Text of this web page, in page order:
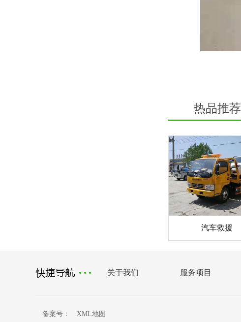
热品推荐
汽车救援
关于我们 服务项目
备案号： XML地图